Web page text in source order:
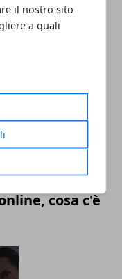
il nostro sito
a quali
alcuni
la migliore
cosa c'è